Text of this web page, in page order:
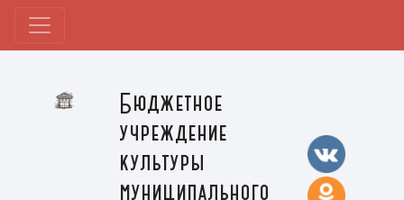
Бюджетное
учреждение
культуры
муниципального